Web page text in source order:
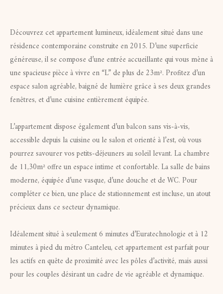
Découvrez cet appartement lumineux, idéalement situé dans une
résidence contemporaine construite en 2015. D’une superficie
généreuse, il se compose d’une entrée accueillante qui vous mène à
une spacieuse pièce à vivre en “L” de plus de 23m². Profitez d’un
espace salon agréable, baigné de lumière grâce à ses deux grandes
fenêtres, et d’une cuisine entièrement équipée.
L’appartement dispose également d’un balcon sans vis-à-vis,
accessible depuis la cuisine ou le salon et orienté à l’est, où vous
pourrez savourer vos petits-déjeuners au soleil levant. La chambre
de 11,30m² offre un espace intime et confortable. La salle de bains
moderne, équipée d’une vasque, d’une douche et de WC. Pour
compléter ce bien, une place de stationnement est incluse, un atout
précieux dans ce secteur dynamique.
Idéalement situé à seulement 6 minutes d’Euratechnologie et à 12
minutes à pied du métro Canteleu, cet appartement est parfait pour
les actifs en quête de proximité avec les pôles d’activité, mais aussi
pour les couples désirant un cadre de vie agréable et dynamique.